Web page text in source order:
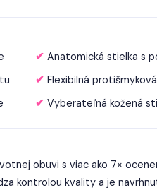
✔ Anatomická stielka s
✔ Flexibilná
✔ Vyberateľná kožená
obuvi s viac ako 7×
kontrolou kvality a je